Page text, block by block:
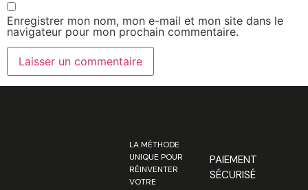
Enregistrer mon nom, mon e-mail et mon site dans le
navigateur pour mon prochain commentaire.
LA MÉTHODE
UNIQUE POUR
RÉINVENTER
VOTRE
PAIEMENT
SÉCURISÉ